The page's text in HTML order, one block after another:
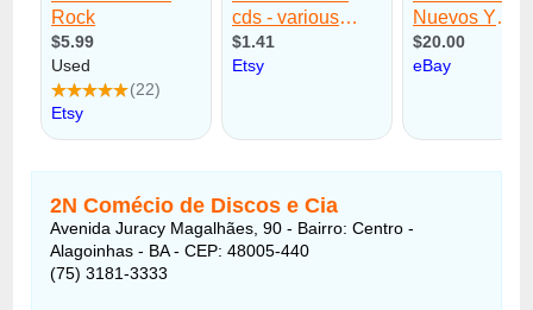
2N Comécio de Discos e Cia
Avenida Juracy Magalhães, 90 - Bairro: Centro -
Alagoinhas - BA - CEP: 48005-440
(75) 3181-3333